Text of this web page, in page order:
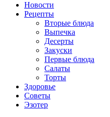
Новости
Рецепты
Вторые блюда
Выпечка
Десерты
Закуски
Первые блюда
Салаты
Торты
Здоровье
Советы
Эзотер